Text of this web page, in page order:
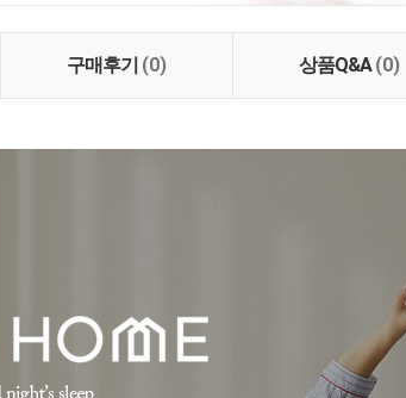
구매후기 (0) 상품Q&A(0)